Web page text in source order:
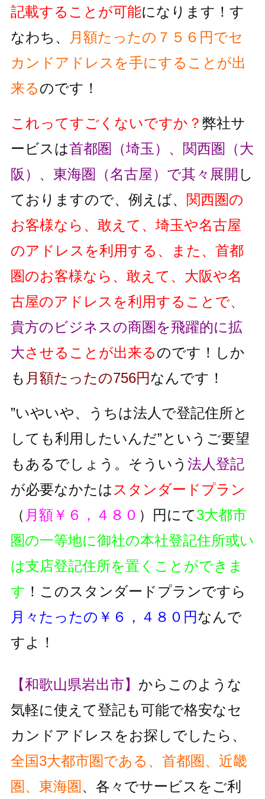
記載することが可能になります！す
なわち、
月額たったの７５６円でセ
カンドアドレスを手にすることが出
来るのです！
これってすごくないですか？ 弊社サ
ービスは首都圏（埼玉）、関西圏（大
阪）、東海圏（名古屋）で其々展開 し
ておりますので、例えば、 関西圏の
お客様なら、敢えて、埼玉や名古屋
のアドレスを利用する、また、首都
圏のお客様なら、敢えて、大阪や名
古屋のアドレスを利用することで、
貴方のビジネスの商圏を飛躍的に拡
大させることが出来るのです！しか
も 月額たったの756円なんです！
”いやいや、うちは法人で登記住所と
しても利用したいんだ”というご要望
もあるでしょう。そういう 法人登記
が必要なかたは スタンダードプラン
（ 月額￥６，４８０ ）円にて3大都市
圏の一等地に御社の本社登記住所或い
は支店登記住所を置くことができま
す ！このスタンダードプランですら
月々たったの￥６，４８０円なんで
すよ！
【和歌山県岩出市】 からこのような
気軽に使えて登記も可能で格安なセ
カンドアドレスをお探しでしたら、
全国3大都市圏である、首都圏、近畿
圏、東海圏、各々でサービスをご利